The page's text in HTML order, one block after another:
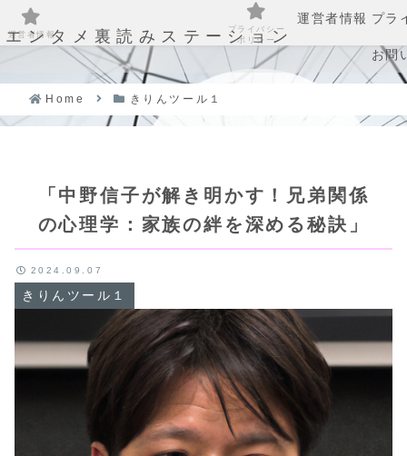
エンタメ裏読みステーション
運営者情報 プラ
お問
Home きりんツール１
「中野信子が解き明かす！兄弟関係
の心理学：家族の絆を深める秘訣」
きりんツール１
2024.09.07
運営者情報
プライバシー
ポリシー